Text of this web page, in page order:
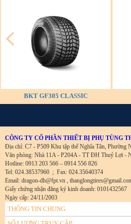
BKT GF305 CLASSIC
CÔNG TY CỔ PHẦN THIẾT BỊ PHỤ TÙNG
Địa chỉ: C7 - P509 Khu tập thể Nghĩa Tân, Phường
Văn phòng: Nhà 11A - P204A - TT ĐH Thuỷ Lợi -
Hotline: 0913 203 566 – 0914 556 826
Tel: 024.38537960 ; Fax: 024.35640374
Email: dragon-dh@fpt.vn ,
Giấy chứng nhận đăng ký kinh doanh: 0101432567
Ngày cấp: 24/11/2003
THÔNG TIN CHUNG